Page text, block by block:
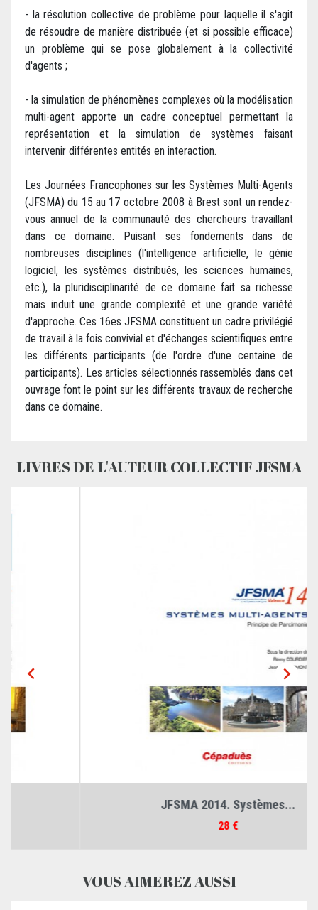
- la résolution collective de problème pour laquelle il s'agit
de résoudre de manière distribuée (et si possible efficace)
un problème qui se pose globalement à la collectivité
d'agents ;
- la simulation de phénomènes complexes où la modélisation
multi-agent apporte un cadre conceptuel permettant la
représentation et la simulation de systèmes faisant
intervenir différentes entités en interaction.
Les Journées Francophones sur les Systèmes Multi-Agents
(JFSMA) du 15 au 17 octobre 2008 à Brest sont un rendez-
vous annuel de la communauté des chercheurs travaillant
dans ce domaine. Puisant ses fondements dans de
nombreuses disciplines (l'intelligence artificielle, le génie
logiciel, les systèmes distribués, les sciences humaines,
etc.), la pluridisciplinarité de ce domaine fait sa richesse
mais induit une grande complexité et une grande variété
d'approche. Ces 16es JFSMA constituent un cadre privilégié
de travail à la fois convivial et d'échanges scientifiques entre
les différents participants (de l'ordre d'une centaine de
participants). Les articles sélectionnés rassemblés dans cet
ouvrage font le point sur les différents travaux de recherche
dans ce domaine.
LIVRES DE L'AUTEUR COLLECTIF JFSMA

JFSMA 2014. Systèmes...

VOUS AIMEREZ AUSSI